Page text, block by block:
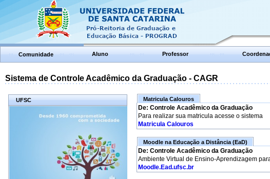
Comunidade Aluno Professor
Sistema de Controle Acadêmico da Graduação - CAGR
UFSC Matricula Calouros
De: Controle Acadêmico da Graduação
Para realizar sua matricula acesse o sistema
Matricula Calouros
Moodle na Educação a Distância (EaD)
De: Controle Acadêmico da Graduação
Ambiente Virtual de Ensino-Aprendizagem
Moodle.Ead.ufsc.br